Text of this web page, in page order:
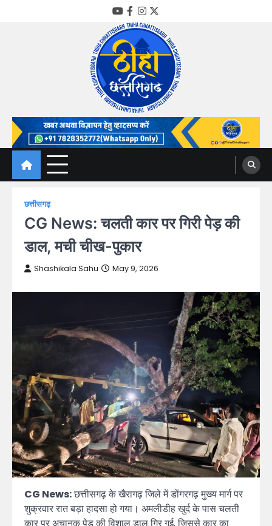
YouTube
Facebook
Instagram
Twitter
Thiha Chhattisgarh
गोठ जन-जन के
छत्तीसगढ़
CG News: चलती कार पर गिरी पेड़ की
डाल, मची चीख-पुकार
Shashikala Sahu May 9, 2026
CG News:छत्तीसगढ़ के खैरागढ़ जिले में डोंगरगढ़ मुख्य मार्ग पर
शुक्रवार रात बड़ा हादसा हो गया। अमलीडीह खुर्द के पास चलती